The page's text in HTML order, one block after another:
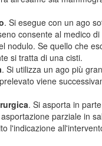
. Si esegue con un ago
consente al medico di
nodulo. Se quello che
si tratta di una cisti.
. Si utilizza un ago più
viene
. Si asporta in
parziale in
l'indicazione